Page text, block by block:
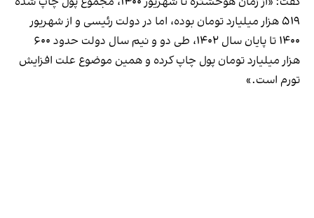
۵۱۹ هزار میلیارد تومان بوده، اما در دولت رئیسی و از شهریور
۱۴۰۰ تا پایان سال ۱۴۰۲، طی دو و نیم سال دولت حدود ۶۰۰
هزار میلیارد تومان پول چاپ کرده و همین موضوع علت افزایش
تورم است.»